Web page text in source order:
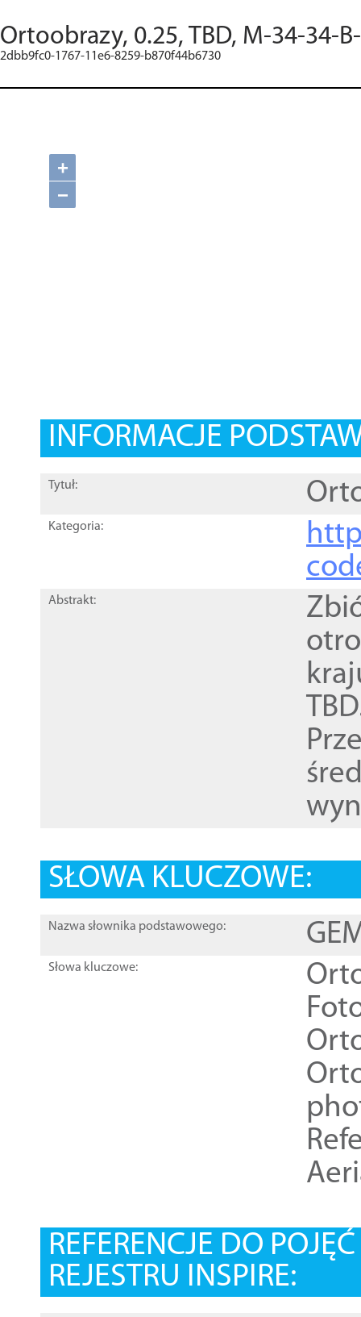
Ortoobrazy, 0.25, TBD, M-34-34-
2dbb9fc0-1767-11e6-8259-b870f44b6730
+
−
INFORMACJE
Tytuł:
Kategoria:
Abstrakt:
SŁOWA KLUCZOWE:
Nazwa słownika podstawowego:
Słowa kluczowe:
REFERENCJE DO
REJESTRU INSPIRE: